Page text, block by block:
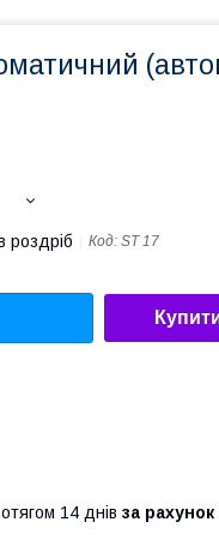
роздріб Код: ST 17
14 днів за